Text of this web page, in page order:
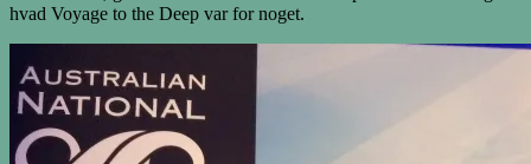
hvad Voyage to the Deep var for noget.